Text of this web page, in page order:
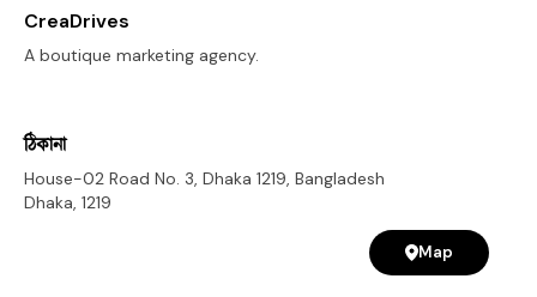
CreaDrives
A boutique marketing agency.
ঠিকানা
House-02 Road No. 3, Dhaka 1219, Bangladesh
Dhaka, 1219
Map